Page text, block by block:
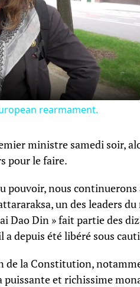
rearmament.
ministre samedi soir,
pour le faire.
pouvoir, nous continuerons
un des leaders
Dao Din » fait partie des
depuis été libéré sous
de la Constitution,
puissante et richissime